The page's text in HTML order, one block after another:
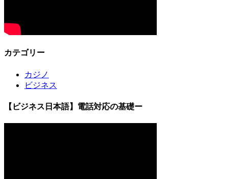
カテゴリー
カジノ
ビジネス
【ビジネス日本語】電話対応の基礎ー